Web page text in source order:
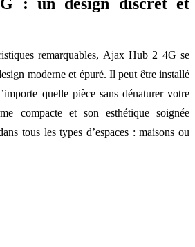
remarquables, Ajax Hub 2 4G se
moderne et épuré. Il peut être installé
quelle pièce sans dénaturer votre
compacte et son esthétique soignée
tous les types d’espaces : maisons ou